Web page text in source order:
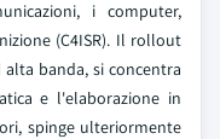
i computer,
(C4ISR). Il rollout
banda, si concentra
e l'elaborazione in
spinge ulteriormente